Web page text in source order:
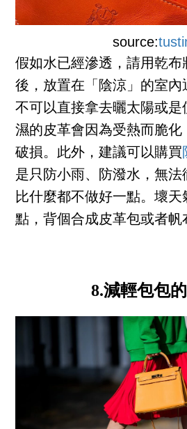
source:
假如水已經滲透，請用乾布
後，放置在「陰涼」的室
不可以直接拿去曬太陽或是
濕的皮革會因為受熱而脆化
破損。此外，建議可以購買
是只防小雨、防潑水，無法
比什麼都不做好一點。壞
點，背個合成皮革包或者帆
8.減輕包包